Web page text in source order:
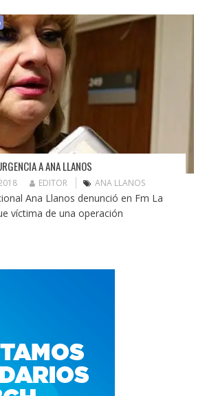
A ANA LLANOS
EDITOR ANA LLANOS
Ana Llanos denunció en Fm La
víctima de una operación